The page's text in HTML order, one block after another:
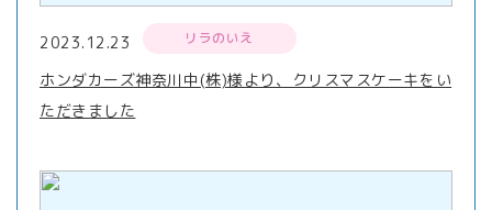
2023.12.23 リラのいえ
ホンダカーズ神奈川中(株)様より、クリスマスケーキをい
ただきました